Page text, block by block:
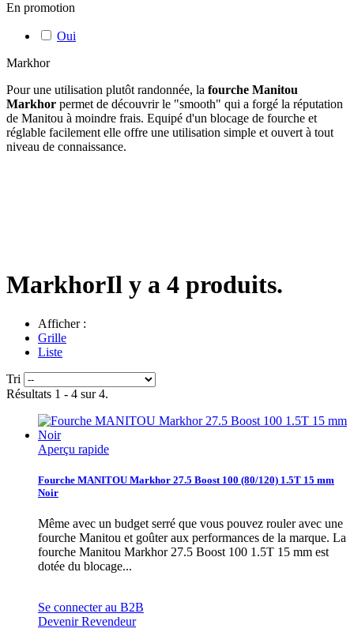
En promotion
Oui
Markhor
Pour une utilisation plutôt randonnée, la fourche Manitou
Markhor permet de découvrir le "smooth" qui a forgé la réputation
de Manitou à moindre frais. Equipé d'un blocage de fourche et
réglable facilement elle offre une utilisation simple et ouvert à tout
niveau de connaissance.
MarkhorIl y a 4 produits.
Afficher :
Grille
Liste
Tri
Résultats 1 - 4 sur 4.
Aperçu rapide
Fourche MANITOU Markhor 27.5 Boost 100 (80/120) 1.5T 15 mm
Noir
Même avec un budget serré que vous pouvez rouler avec une
fourche Manitou et goûter aux performances de la marque. La
fourche Manitou Markhor 27.5 Boost 100 1.5T 15 mm est
dotée du blocage...
Se connecter au B2B
Devenir Revendeur